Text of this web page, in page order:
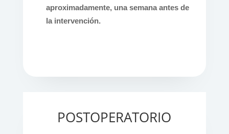
aproximadamente, una semana antes de
la intervención.
POSTOPERATORIO